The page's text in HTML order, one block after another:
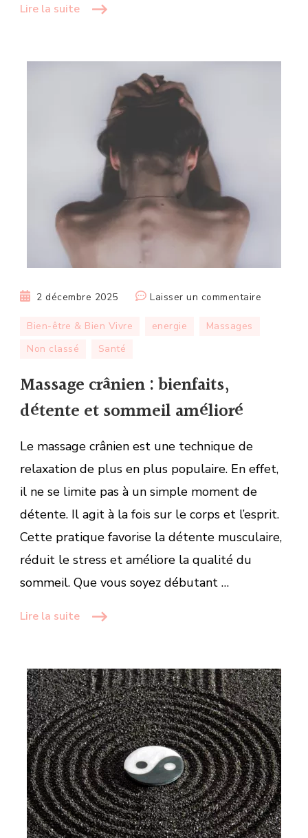
Lire la suite
2 décembre 2025 Laisser un commentaire
Bien-être & Bien Vivre energie
Massages
Non classé
Santé
Massage crânien : bienfaits,
détente et sommeil amélioré
Le massage crânien est une technique de
relaxation de plus en plus populaire. En effet,
il ne se limite pas à un simple moment de
détente. Il agit à la fois sur le corps et l’esprit.
Cette pratique favorise la détente musculaire,
réduit le stress et améliore la qualité du
sommeil. Que vous soyez débutant …
Lire la suite